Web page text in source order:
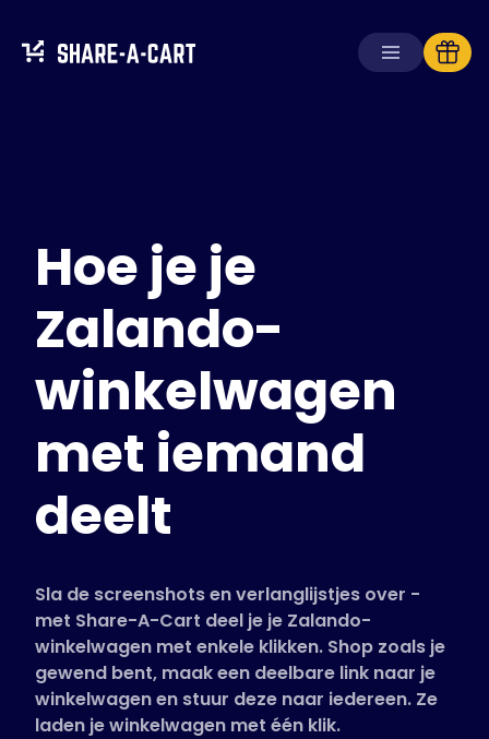
Oplossingen
Voor consumenten
Voor scholen
Voor ondernemingen
HaalPlus+
Inloggen
Nederlands (Dutch)
Hoe je je
Zalando-
winkelwagen
met iemand
deelt
Sla de screenshots en verlanglijstjes over -
met Share-A-Cart deel je je Zalando-
winkelwagen met enkele klikken. Shop zoals je
gewend bent, maak een deelbare link naar je
winkelwagen en stuur deze naar iedereen. Ze
laden je winkelwagen met één klik.